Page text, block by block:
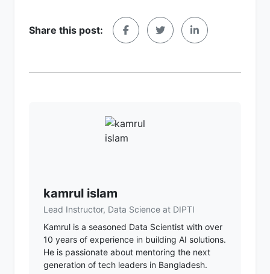
Share this post:
kamrul islam
Lead Instructor, Data Science at DIPTI
Kamrul is a seasoned Data Scientist with over
10 years of experience in building AI solutions.
He is passionate about mentoring the next
generation of tech leaders in Bangladesh.